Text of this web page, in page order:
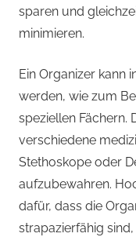
sparen und
minimieren.
Ein Organizer kann
werden, wie zum
speziellen Fächern.
verschiedene
Stethoskope oder
aufzubewahren.
dafür, dass die
strapazierfähig